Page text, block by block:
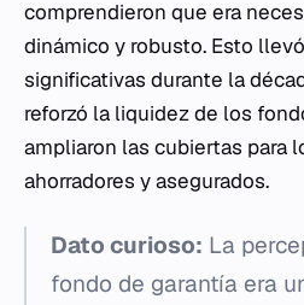
comprendieron que era
dinámico y robusto. Esto
significativas durante la
reforzó la liquidez de los
ampliaron las cubiertas para
ahorradores y asegurados.
Dato curioso: La
fondo de garantía era